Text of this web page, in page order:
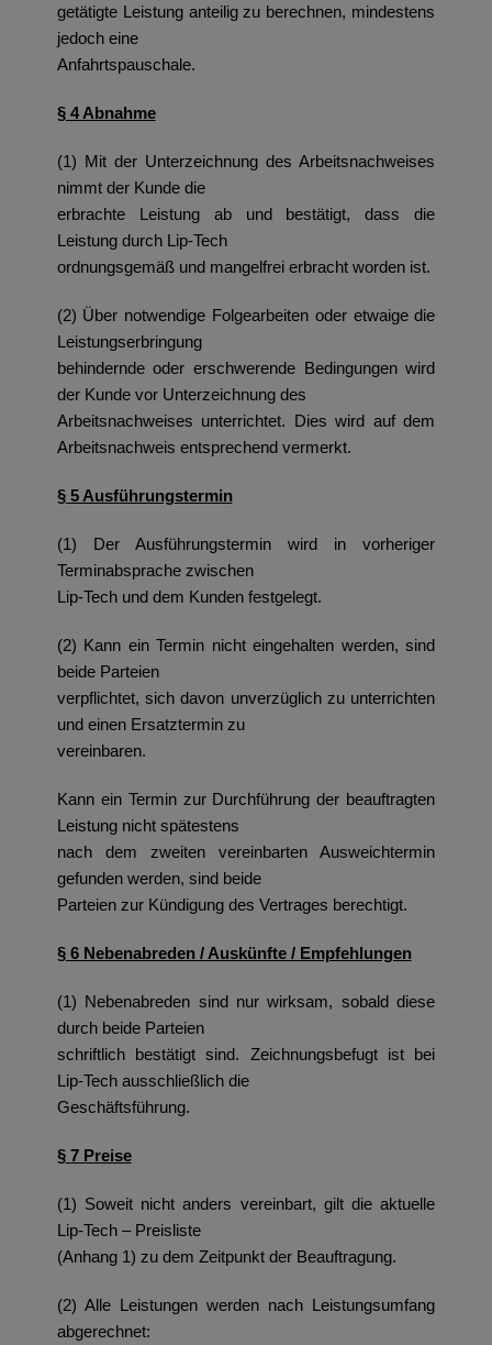
getätigte Leistung anteilig zu berechnen, mindestens
jedoch eine
Anfahrtspauschale.
§ 4 Abnahme
(1) Mit der Unterzeichnung des Arbeitsnachweises
nimmt der Kunde die
erbrachte Leistung ab und bestätigt, dass die
Leistung durch Lip-Tech
ordnungsgemäß und mangelfrei erbracht worden ist.
(2) Über notwendige Folgearbeiten oder etwaige die
Leistungserbringung
behindernde oder erschwerende Bedingungen wird
der Kunde vor Unterzeichnung des
Arbeitsnachweises unterrichtet. Dies wird auf dem
Arbeitsnachweis entsprechend vermerkt.
§ 5 Ausführungstermin
(1) Der Ausführungstermin wird in vorheriger
Terminabsprache zwischen
Lip-Tech und dem Kunden festgelegt.
(2) Kann ein Termin nicht eingehalten werden, sind
beide Parteien
verpflichtet, sich davon unverzüglich zu unterrichten
und einen Ersatztermin zu
vereinbaren.
Kann ein Termin zur Durchführung der beauftragten
Leistung nicht spätestens
nach dem zweiten vereinbarten Ausweichtermin
gefunden werden, sind beide
Parteien zur Kündigung des Vertrages berechtigt.
§ 6 Nebenabreden / Auskünfte / Empfehlungen
(1) Nebenabreden sind nur wirksam, sobald diese
durch beide Parteien
schriftlich bestätigt sind. Zeichnungsbefugt ist bei
Lip-Tech ausschließlich die
Geschäftsführung.
§ 7 Preise
(1) Soweit nicht anders vereinbart, gilt die aktuelle
Lip-Tech – Preisliste
(Anhang 1) zu dem Zeitpunkt der Beauftragung.
(2) Alle Leistungen werden nach Leistungsumfang
abgerechnet: